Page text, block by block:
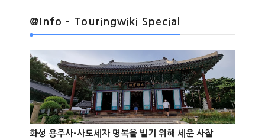
@Info - Touringwiki Special
 

화성 용주사-사도세자 명복을 빌기 위해 세운 사찰
@Info